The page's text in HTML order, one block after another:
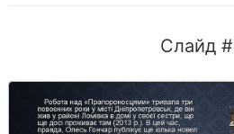
Слайд